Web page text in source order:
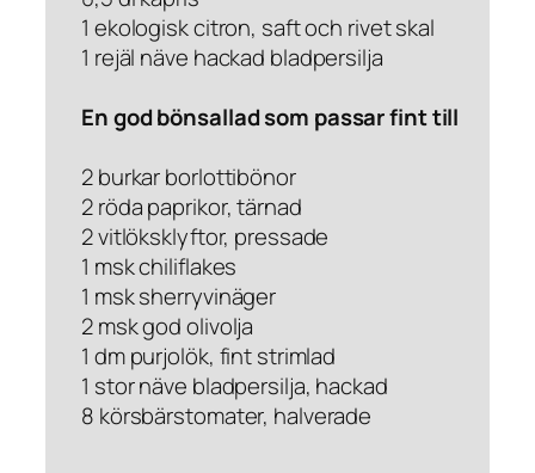
1 ekologisk citron, saft och rivet skal
1 rejäl näve hackad bladpersilja
En god bönsallad som passar fint till
2 burkar borlottibönor
2 röda paprikor, tärnad
2 vitlöksklyftor, pressade
1 msk chiliflakes
1 msk sherryvinäger
2 msk god olivolja
1 dm purjolök, fint strimlad
1 stor näve bladpersilja, hackad
8 körsbärstomater, halverade